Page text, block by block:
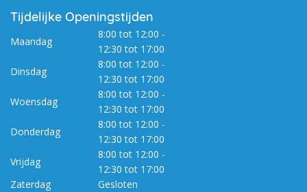
Tijdelijke Openingstijden
Maandag
8:00 tot 12:00 -
12:30 tot 17:00
Dinsdag
8:00 tot 12:00 -
12:30 tot 17:00
Woensdag
8:00 tot 12:00 -
12:30 tot 17:00
Donderdag
8:00 tot 12:00 -
12:30 tot 17:00
Vrijdag
8:00 tot 12:00 -
12:30 tot 17:00
Zaterdag
Gesloten